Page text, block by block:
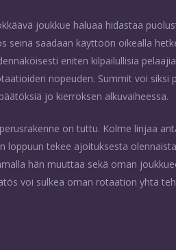
joukkue haluaa hidastaa
seinä saadaan käyttöön oikealla
eniten kilpailullisia
nopeuden. Summit voi siksi
jo kierroksen alkuvaiheessa.
on tuttu. Kolme linjaa
loppuun tekee ajoituksesta
hän muuttaa sekä oman
voi sulkea oman rotaation yhtä